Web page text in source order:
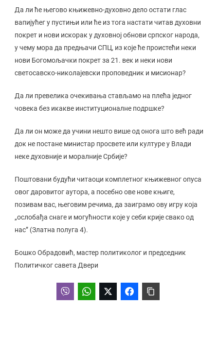
Да ли ће његово књижевно-духовно дело остати глас
вапијућег у пустињи или ће из тога настати читав духовни
покрет и нови искорак у духовној обнови српског народа,
у чему мора да предњачи СПЦ, из које ће проистећи неки
нови Богомољачки покрет за 21. век и неки нови
светосавско-николајевски проповедник и мисионар?
Да ли превелика очекивања стављамо на плећа једног
човека без икакве институционалне подршке?
Да ли он може да учини нешто више од онога што већ ради
док не постане министар просвете или културе у Влади
неке духовније и моралније Србије?
Поштовани будући читаоци комплетног књижевног опуса
овог даровитог аутора, а посебно ове нове књиге,
позивам вас, његовим речима, да заиграмо ову игру која
„ослобађа снаге и могућности које у себи крије свако од
нас” (Златна полуга 4).
Бошко Обрадовић, мастер политиколог и председник
Политичког савета Двери